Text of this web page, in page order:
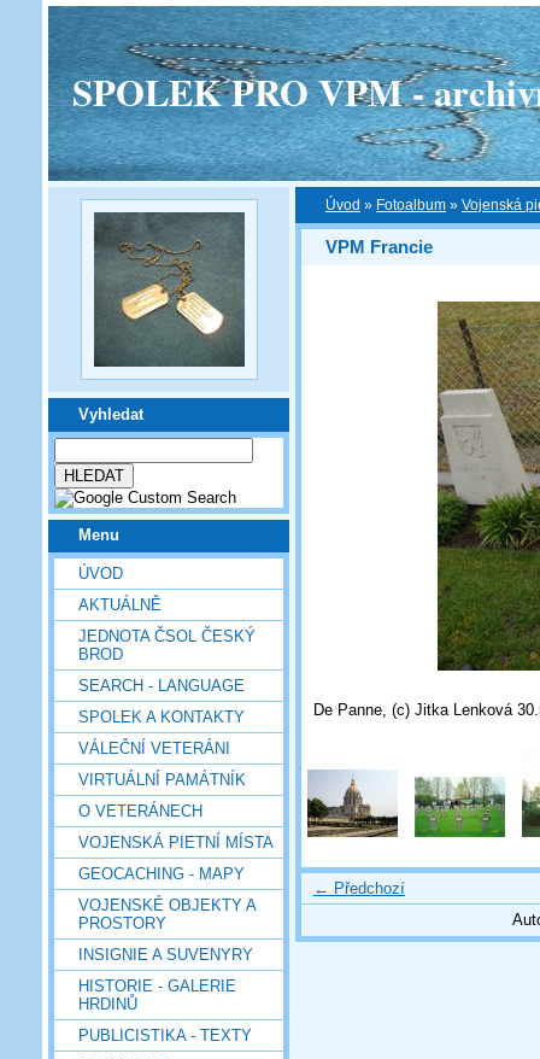
SPOLEK PRO VPM -
Vyhledat
Menu
ÚVOD
AKTUÁLNĚ
JEDNOTA ČSOL ČESKÝ
BROD
SEARCH - LANGUAGE
SPOLEK A KONTAKTY
VÁLEČNÍ VETERÁNI
VIRTUÁLNÍ PAMÁTNÍK
O VETERÁNECH
VOJENSKÁ PIETNÍ MÍSTA
GEOCACHING - MAPY
VOJENSKÉ OBJEKTY A
PROSTORY
INSIGNIE A SUVENYRY
HISTORIE - GALERIE
HRDINŮ
PUBLICISTIKA - TEXTY
Úvod » Fotoalbum » Vojenská
VPM Francie
De Panne, (c) Jitka Lenková
← Předchozí